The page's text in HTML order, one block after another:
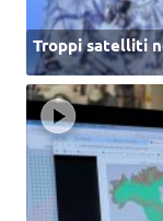
Troppi satelliti